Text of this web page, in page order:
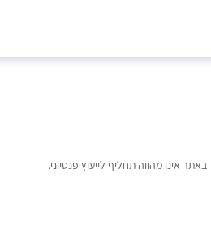
אינו מהווה תחליף לייעוץ פנסיוני.